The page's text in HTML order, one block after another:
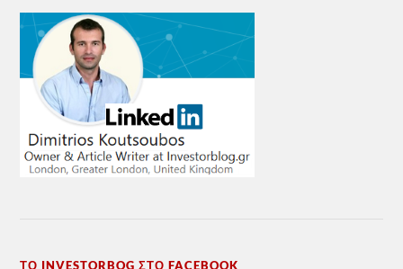
ΤΟ INVESTORBOG ΣΤΟ FACEBOOK